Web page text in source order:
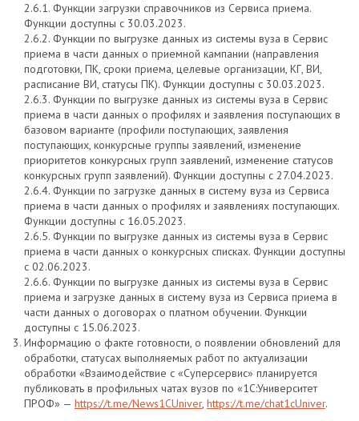
2.6.1. Функции загрузки справочников из Сервиса приема.
Функции доступны с 30.03.2023.
2.6.2. Функции по выгрузке данных из системы вуза в Сервис
приема в части данных о приемной кампании (направления
подготовки, ПК, сроки приема, целевые организации, КГ, ВИ,
расписание ВИ, статусы ПК). Функции доступны с 30.03.2023.
2.6.3. Функции по выгрузке данных из системы вуза в Сервис
приема в части данных о профилях и заявления поступающих в
базовом варианте (профили поступающих, заявления
поступающих, конкурсные группы заявлений, изменение
приоритетов конкурсных групп заявлений, изменение статусов
конкурсных групп заявлений). Функции доступны с 27.04.2023.
2.6.4. Функции по загрузке данных в систему вуза из Сервиса
приема в части данных о профилях и заявлениях поступающих.
Функции доступны с 16.05.2023.
2.6.5. Функции по выгрузке данных из системы вуза в Сервис
приема в части данных о конкурсных списках. Функции доступны
с 02.06.2023.
2.6.6. Функции по выгрузке данных из системы вуза в Сервис
приема и загрузке данных в систему вуза из Сервиса приема в
части данных о договорах о платном обучении. Функции
доступны с 15.06.2023.
Информацию о факте готовности, о появлении обновлений для
обработки, статусах выполняемых работ по актуализации
обработки «Взаимодействие с «Суперсервис» планируется
публиковать в профильных чатах вузов по «1С:Университет
ПРОФ» — https://t.me/News1CUniver, https://t.me/chat1cUniver.